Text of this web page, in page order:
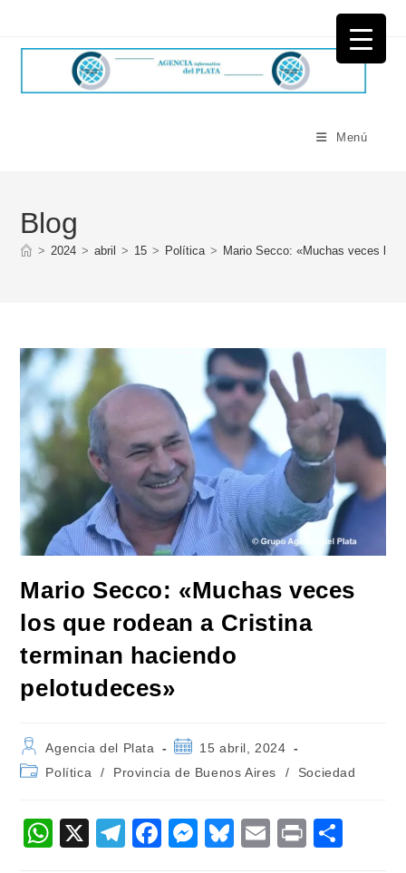
Menú
Blog
> 2024 > abril > 15 > Política > Mario Secco: «Muchas veces los
Mario Secco: «Muchas veces
los que rodean a Cristina
terminan haciendo
pelotudeces»
Autor
de
la
Agencia del Plata
Publicación
la
15 abril, 2024
Categoría
entrada:
Política / Provincia de Buenos Aires / Sociedad
W
X
T
F
M
Bl
E
Pr